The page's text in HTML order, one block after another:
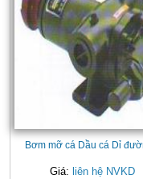
Bơm mỡ cá Dầu cá Dỉ
Giá: liên hệ NVKD